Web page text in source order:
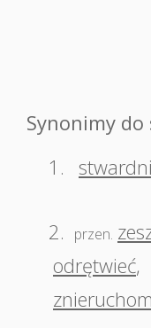
Synonimy do
1.
2. przen.
odrętwieć,